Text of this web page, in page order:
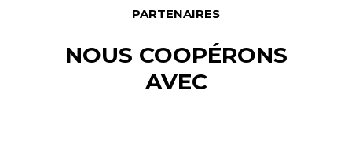
PARTENAIRES
NOUS COOPÉRONS
AVEC